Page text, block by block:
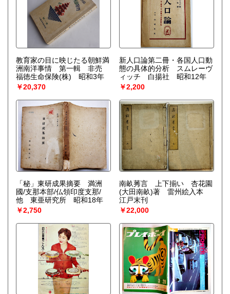
教育家の目に映じたる朝鮮満
洲南洋事情 第一輯 非売
福徳生命保険(株) 昭和3年
￥20,370
新人口論第二冊・各国人口動
態の具体的分析 スムレーヴ
ィッチ 白揚社 昭和12年
￥2,200
「秘」東研成果摘要 満洲
國/支那本部/仏領印度支那/
他 東亜研究所 昭和18年
￥2,750
南畝莠言 上下揃い 杏花園
(大田南畝)著 雷州絵入本
江戸末刊
￥22,000